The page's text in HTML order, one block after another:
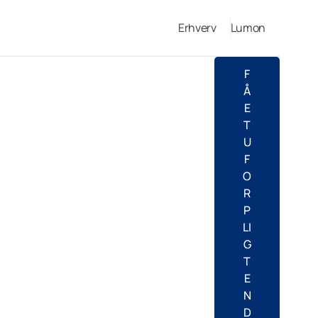
Erhverv Lumon
F
Å
E
T
U
F
O
R
P
LI
G
T
E
N
D